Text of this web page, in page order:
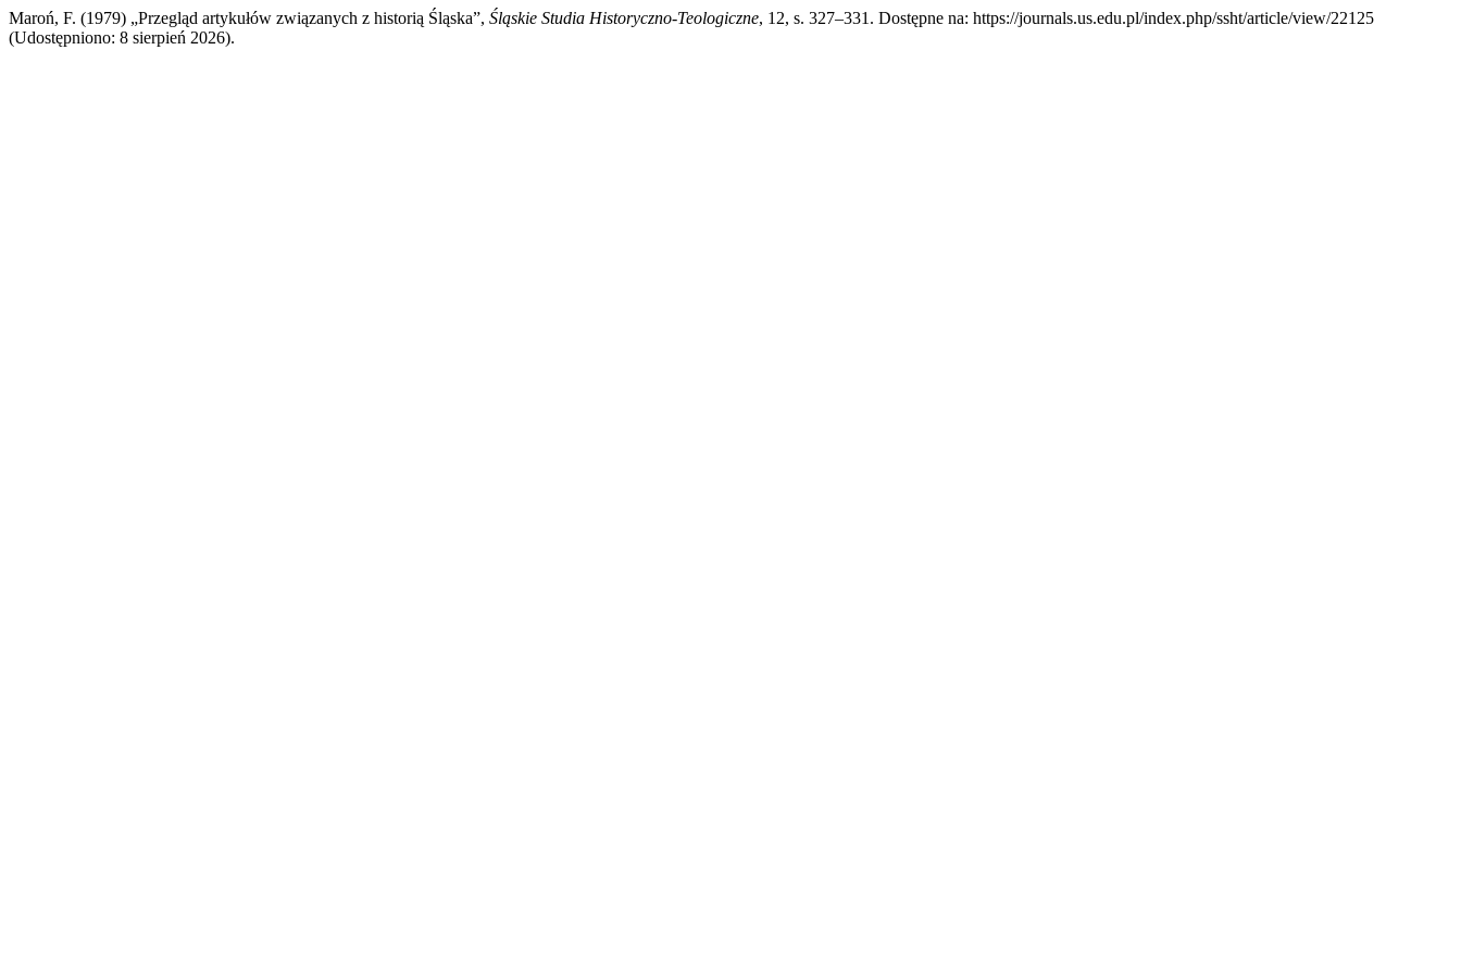
Maroń, F. (1979) „Przegląd artykułów związanych z historią Śląska”, Śląskie Studia Historyczno-Teologiczne, 12, s. 327–331. Dostępne na: https://journals.us.edu.pl/index.php/ssht/article/view/22125
(Udostępniono: 8 sierpień 2026).